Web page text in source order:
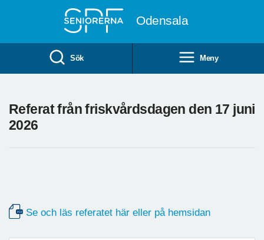
Odensala
Sök Meny
Referat från friskvårdsdagen den 17 juni
2026
Se och läs referatet här eller på hemsidan